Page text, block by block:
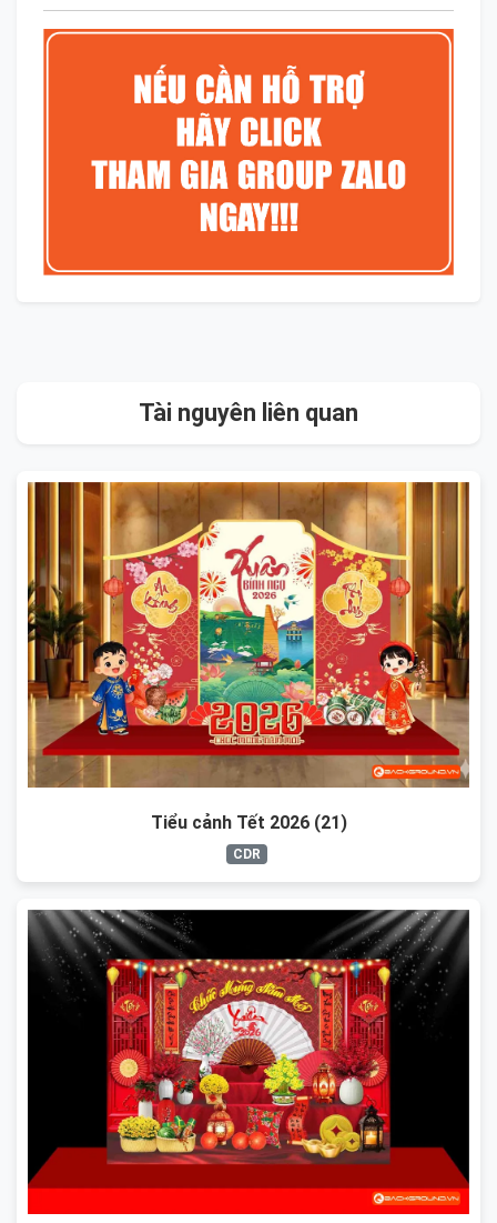
Tài nguyên liên quan
Tiểu cảnh Tết 2026 (21)
CDR